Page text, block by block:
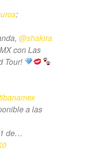
:
@shakira
con Las
Tour!
a las
de…